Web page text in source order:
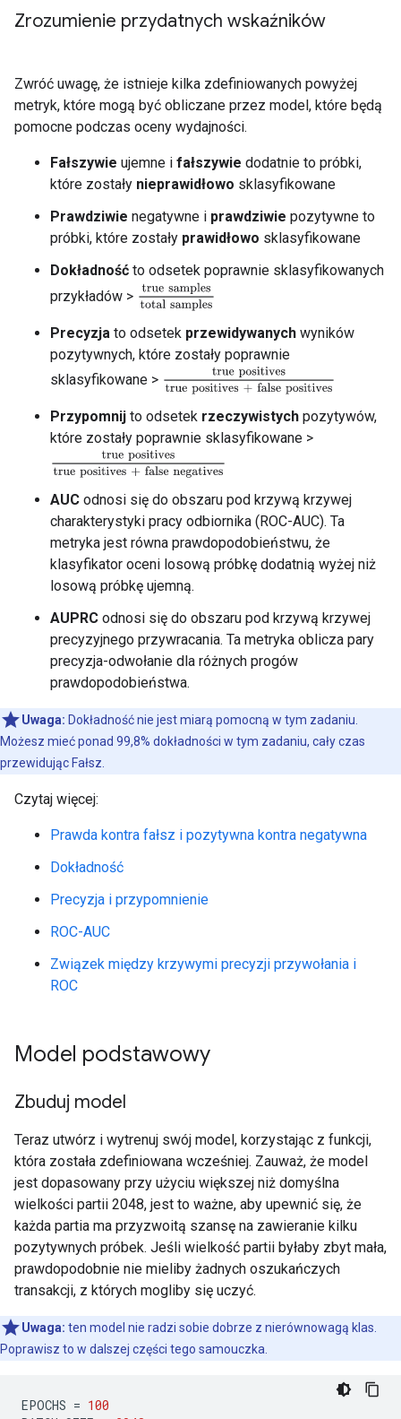
Zrozumienie przydatnych wskaźników
Zwróć uwagę, że istnieje kilka zdefiniowanych powyżej
metryk, które mogą być obliczane przez model, które będą
pomocne podczas oceny wydajności.
Fałszywie ujemne i fałszywie dodatnie to próbki,
które zostały nieprawidłowo sklasyfikowane
Prawdziwie negatywne i prawdziwie pozytywne to
próbki, które zostały prawidłowo sklasyfikowane
Dokładność to odsetek poprawnie sklasyfikowanych
przykładów > true samples
Precyzja to odsetek przewidywanych wyników
pozytywnych, które zostały poprawnie
sklasyfikowane > true positivestrue positives + false
Przypomnij to odsetek rzeczywistych pozytywów,
które zostały poprawnie sklasyfikowane >
true positivestrue positives + false negatives
AUC odnosi się do obszaru pod krzywą krzywej
charakterystyki pracy odbiornika (ROC-AUC). Ta
metryka jest równa prawdopodobieństwu, że
klasyfikator oceni losową próbkę dodatnią wyżej niż
losową próbkę ujemną.
AUPRC odnosi się do obszaru pod krzywą krzywej
precyzyjnego przywracania. Ta metryka oblicza pary
precyzja-odwołanie dla różnych progów
prawdopodobieństwa.
Uwaga: Dokładność nie jest miarą pomocną w tym zadaniu.
Możesz mieć ponad 99,8% dokładności w tym zadaniu, cały czas
przewidując Fałsz.
Czytaj więcej:
Prawda kontra fałsz i pozytywna kontra negatywna
Dokładność
Precyzja i przypomnienie
ROC-AUC
Związek między krzywymi precyzji przywołania i
ROC
Model podstawowy
Zbuduj model
Teraz utwórz i wytrenuj swój model, korzystając z funkcji,
która została zdefiniowana wcześniej. Zauważ, że model
jest dopasowany przy użyciu większej niż domyślna
wielkości partii 2048, jest to ważne, aby upewnić się, że
każda partia ma przyzwoitą szansę na zawieranie kilku
pozytywnych próbek. Jeśli wielkość partii byłaby zbyt mała,
prawdopodobnie nie mieliby żadnych oszukańczych
transakcji, z których mogliby się uczyć.
Uwaga: ten model nie radzi sobie dobrze z nierównowagą klas.
Poprawisz to w dalszej części tego samouczka.
EPOCHS = 100